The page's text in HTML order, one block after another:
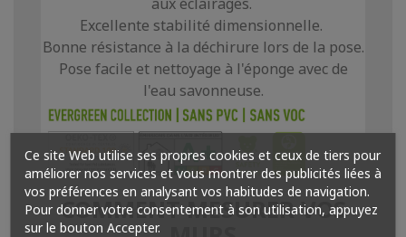
Excellente stabilité dimensionnelle.
Bonne résistance à la déchirure lors de la pose.
Pose facile et nettoyage à l'éponge avec de
l'eau savonneuse.
COMMENT MESURER VOS
Ce site Web utilise ses propres cookies et ceux de tiers pour
améliorer nos services et vous montrer des publicités liées à
vos préférences en analysant vos habitudes de navigation.
Pour donner votre consentement à son utilisation, appuyez
sur le bouton Accepter.